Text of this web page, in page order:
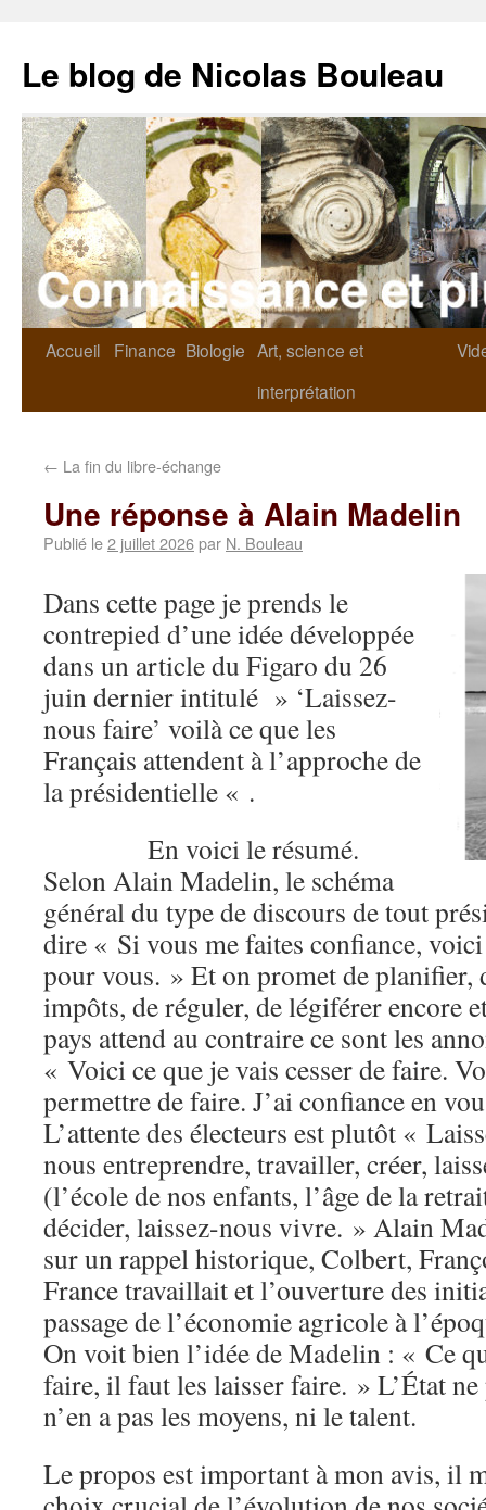
Le blog de Nicolas Bouleau
Accueil Finance Biologie Art, science et
interprétation
← La fin du libre-échange
Une réponse à Alain Madelin
Publié le2 juillet 2026par N. Bouleau
Dans cette page je prends le
contrepied d’une idée développée
dans un article du Figaro du 26
juin dernier intitulé » ‘Laissez-
nous faire’ voilà ce que les
Français attendent à l’approche de
la présidentielle « .
En voici le résumé.
Selon Alain Madelin, le schéma
général du type de discours de tout
dire « Si vous me faites confiance,
pour vous. » Et on promet de planifier,
impôts, de réguler, de légiférer encore
pays attend au contraire ce sont les
« Voici ce que je vais cesser de faire.
permettre de faire. J’ai
L’attente des électeurs est plutôt «
nous entreprendre, travailler, créer,
(l’école de nos enfants, l’âge de la
décider, laissez-nous vivre. » Alain
sur un rappel historique, Colbert,
France travaillait et l’ouverture des
passage de l’économie agricole à
On voit bien l’idée de Madelin : « Ce
faire, il faut les laisser faire. » L’État
n’en a pas les moyens, ni le talent.
Le propos est important à mon avis, il